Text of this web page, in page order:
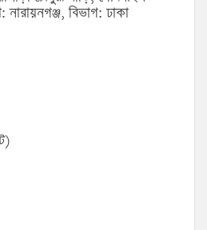
নারায়নগঞ্জ, বিভাগ: ঢাকা